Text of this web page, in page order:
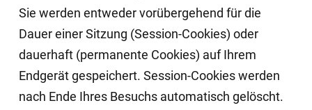
Sie werden entweder vorübergehend für die
Dauer einer Sitzung (Session-Cookies) oder
dauerhaft (permanente Cookies) auf Ihrem
Endgerät gespeichert. Session-Cookies werden
nach Ende Ihres Besuchs automatisch gelöscht.